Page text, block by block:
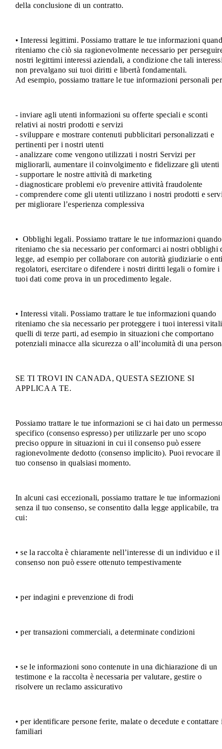
della conclusione di un contratto.
• Interessi legittimi. Possiamo trattare le tue informazioni
riteniamo che ciò sia ragionevolmente necessario per
nostri legittimi interessi aziendali, a condizione che tali
non prevalgano sui tuoi diritti e libertà fondamentali.
Ad esempio, possiamo trattare le tue informazioni personali
- inviare agli utenti informazioni su offerte speciali e sconti
relativi ai nostri prodotti e servizi
- sviluppare e mostrare contenuti pubblicitari personalizzati e
pertinenti per i nostri utenti
- analizzare come vengono utilizzati i nostri Servizi per
migliorarli, aumentare il coinvolgimento e fidelizzare gli utenti
- supportare le nostre attività di marketing
- diagnosticare problemi e/o prevenire attività fraudolente
- comprendere come gli utenti utilizzano i nostri prodotti e
per migliorare l’esperienza complessiva
• Obblighi legali. Possiamo trattare le tue informazioni quando
riteniamo che sia necessario per conformarci ai nostri obblighi
legge, ad esempio per collaborare con autorità giudiziarie o
regolatori, esercitare o difendere i nostri diritti legali o fornire i
tuoi dati come prova in un procedimento legale.
• Interessi vitali. Possiamo trattare le tue informazioni quando
riteniamo che sia necessario per proteggere i tuoi interessi
quelli di terze parti, ad esempio in situazioni che comportano
potenziali minacce alla sicurezza o all’incolumità di una
SE TI TROVI IN CANADA, QUESTA SEZIONE SI
APPLICA A TE.
Possiamo trattare le tue informazioni se ci hai dato un
specifico (consenso espresso) per utilizzarle per uno scopo
preciso oppure in situazioni in cui il consenso può essere
ragionevolmente dedotto (consenso implicito). Puoi revocare il
tuo consenso in qualsiasi momento.
In alcuni casi eccezionali, possiamo trattare le tue informazioni
senza il tuo consenso, se consentito dalla legge applicabile, tra
cui:
• se la raccolta è chiaramente nell’interesse di un individuo e il
consenso non può essere ottenuto tempestivamente
• per indagini e prevenzione di frodi
• per transazioni commerciali, a determinate condizioni
• se le informazioni sono contenute in una dichiarazione di un
testimone e la raccolta è necessaria per valutare, gestire o
risolvere un reclamo assicurativo
• per identificare persone ferite, malate o decedute e contattare
familiari